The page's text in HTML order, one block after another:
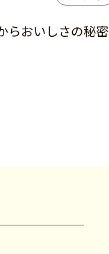
らおいしさの秘密